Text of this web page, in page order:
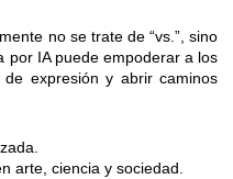
no se trate de “vs.”, sino
por IA puede empoderar a los
expresión y abrir caminos
arte, ciencia y sociedad.